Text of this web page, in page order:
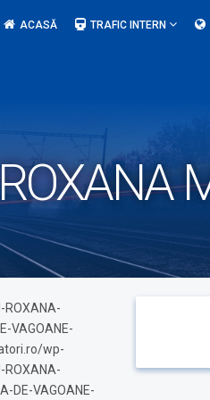
ACASĂ TRAFIC INTERN
VAGOANE-
wp-
DE-VAGOANE-